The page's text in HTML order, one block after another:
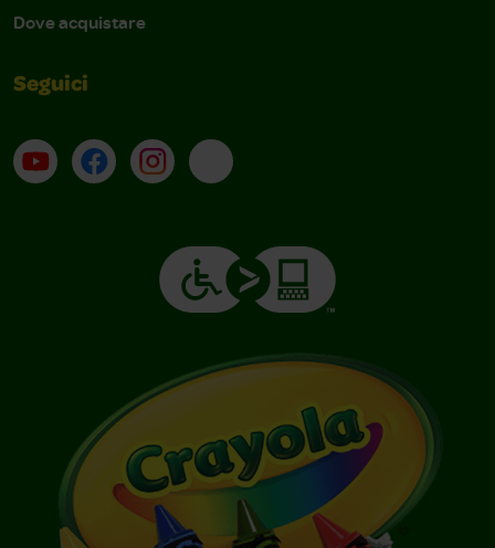
Dove acquistare
Seguici
Su YouTube
ContattiProfilo Instagram
Email